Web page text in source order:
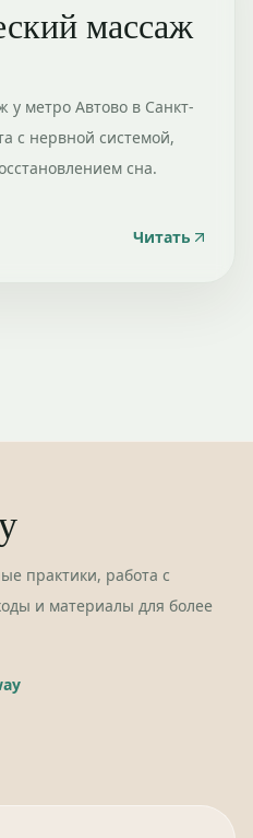
массаж
у метро Автово в Санкт-
с нервной системой,
сна.
Читать
практики, работа с
и материалы для более